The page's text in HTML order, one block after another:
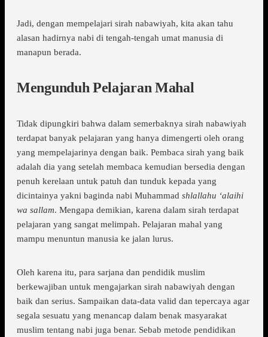
Jadi, dengan mempelajari sirah nabawiyah, kita akan tahu
alasan hadirnya nabi di tengah-tengah umat manusia di
manapun berada.
Mengunduh Pelajaran Mahal
Tidak dipungkiri bahwa dalam semerbaknya sirah nabawiyah
terdapat banyak pelajaran yang hanya dimengerti oleh orang
yang mempelajarinya dengan baik. Pembaca sirah yang baik
adalah dia yang setelah membaca kemudian bersedia dengan
penuh kerelaan untuk patuh dan tunduk kepada yang
dicintainya yakni baginda nabi Muhammad shlallahu ‘alaihi
wa sallam. Mengapa demikian, karena dalam sirah terdapat
pelajaran yang sangat melimpah. Pelajaran mahal yang
mampu menuntun manusia ke jalan lurus.
Oleh karena itu, para sarjana dan pendidik muslim
berkewajiban untuk mengajarkan sirah nabawiyah dengan
baik dan serius. Sampaikan data-data valid dan tepercaya agar
segala sesuatu yang menancap dalam benak masyarakat
muslim tentang nabi juga benar. Sebab metode pendidikan